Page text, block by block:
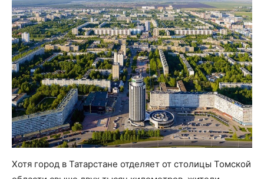
Хотя город в Татарстане отделяет от столицы Томской